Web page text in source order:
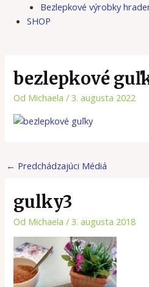
Bezlepkové výrobky
SHOP
bezlepkové
Od Michaela/3. augusta 2022
← Predchádzajúci Médiá
gulky3
Od Michaela/3. augusta 2018